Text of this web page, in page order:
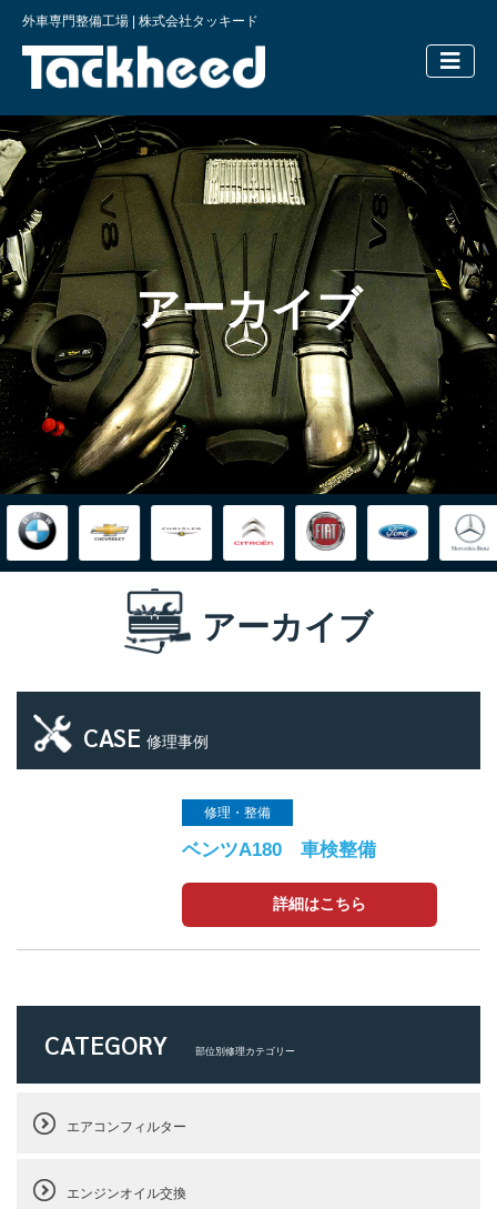
外車専門整備工場 | 株式会社タッキード
横浜の外
アーカイブ
アーカイブ
CASE 修理事例
修理・整備
ベンツA180 車検整備
詳細はこちら
CATEGORY 部位別修理カテゴリー
エアコンフィルター
エンジンオイル交換